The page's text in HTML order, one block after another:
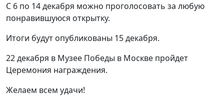
С 6 по 14 декабря можно проголосовать за любую
понравившуюся открытку.
Итоги будут опубликованы 15 декабря.
22 декабря в Музее Победы в Москве пройдет
Церемония награждения.
Желаем всем удачи!